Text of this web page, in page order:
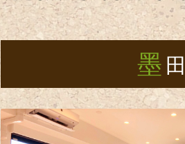
墨